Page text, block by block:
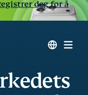
deg for å